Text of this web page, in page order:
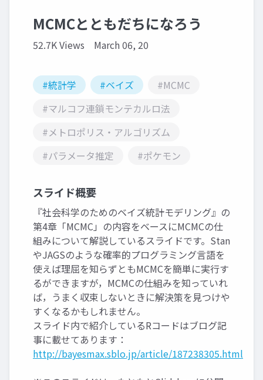
MCMCとともだちになろう
52.7K Views March 06, 20
#統計学 #ベイズ
#MCMC
#マルコフ連鎖モンテカルロ法
#メトロポリス・アルゴリズム
#パラメータ推定
#ポケモン
スライド概要
『社会科学のためのベイズ統計モデリング』の
第4章「MCMC」の内容をベースにMCMCの仕
組みについて解説しているスライドです。Stan
やJAGSのような確率的プログラミング言語を
使えば理屈を知らずともMCMCを簡単に実行す
るができますが，MCMCの仕組みを知っていれ
ば，うまく収束しないときに解決策を見つけや
すくなるかもしれません。
スライド内で紹介しているRコードはブログ記
事に載せてあります：
http://bayesmax.sblo.jp/article/187238305.html